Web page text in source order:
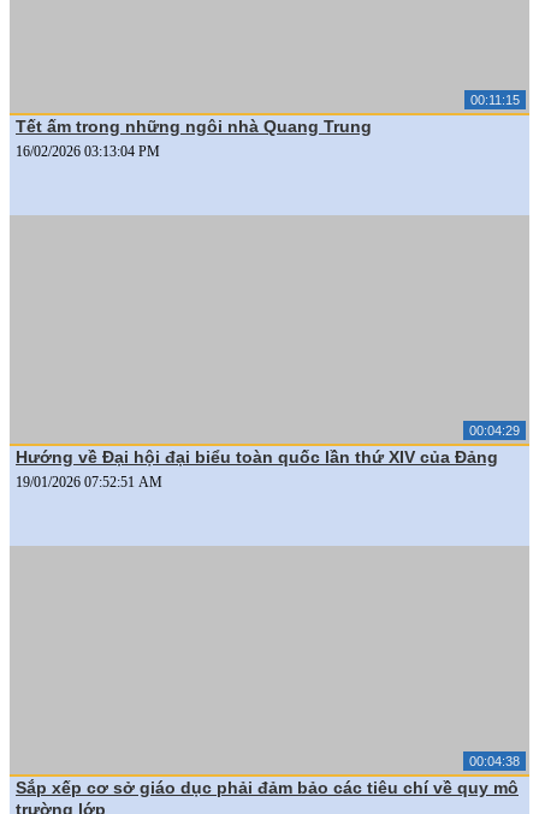
00:11:15
Tết ấm trong những ngôi nhà Quang Trung
16/02/2026 03:13:04 PM
00:04:29
Hướng về Đại hội đại biểu toàn quốc lần thứ XIV của Đảng
19/01/2026 07:52:51 AM
00:04:38
Sắp xếp cơ sở giáo dục phải đảm bảo các tiêu chí về quy mô
trường lớp